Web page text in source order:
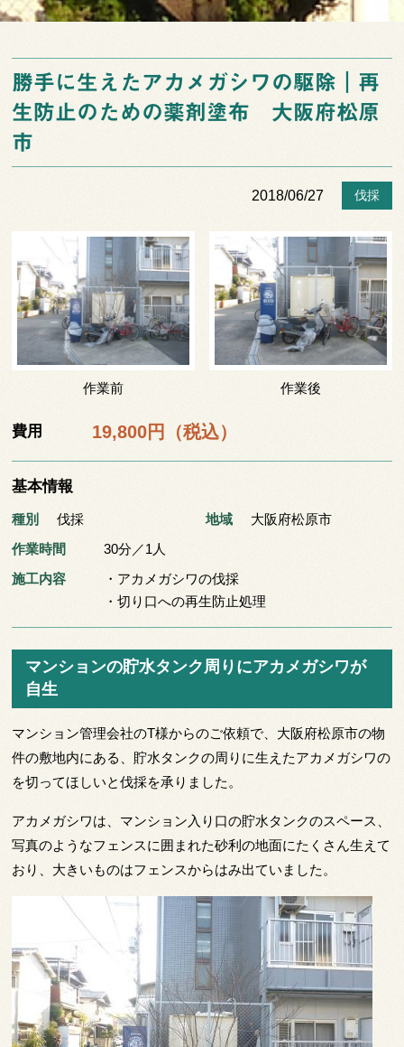
勝手に生えたアカメガシワの駆除｜再
生防止のための薬剤塗布 大阪府松原
市
2018/06/27 伐採
作業前 作業後
費用 19,800円（税込）
基本情報
種別 伐採 地域
大阪府松原市
作業時間
30分／1人
施工内容
・アカメガシワの伐採
・切り口への再生防止処理
マンションの貯水タンク周りにアカメガシワが
自生
マンション管理会社のT様からのご依頼で、大阪府松原市の物
件の敷地内にある、貯水タンクの周りに生えたアカメガシワの
を切ってほしいと伐採を承りました。
アカメガシワは、マンション入り口の貯水タンクのスペース、
写真のようなフェンスに囲まれた砂利の地面にたくさん生えて
おり、大きいものはフェンスからはみ出ていました。